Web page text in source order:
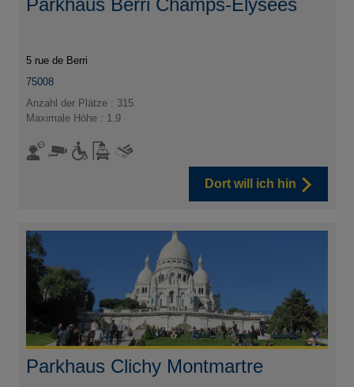
Parkhaus Berri Champs-Élysées
5 rue de Berri
75008
Anzahl der Plätze : 315
Maximale Höhe : 1.9
Dort will ich hin
Parkhaus Clichy Montmartre